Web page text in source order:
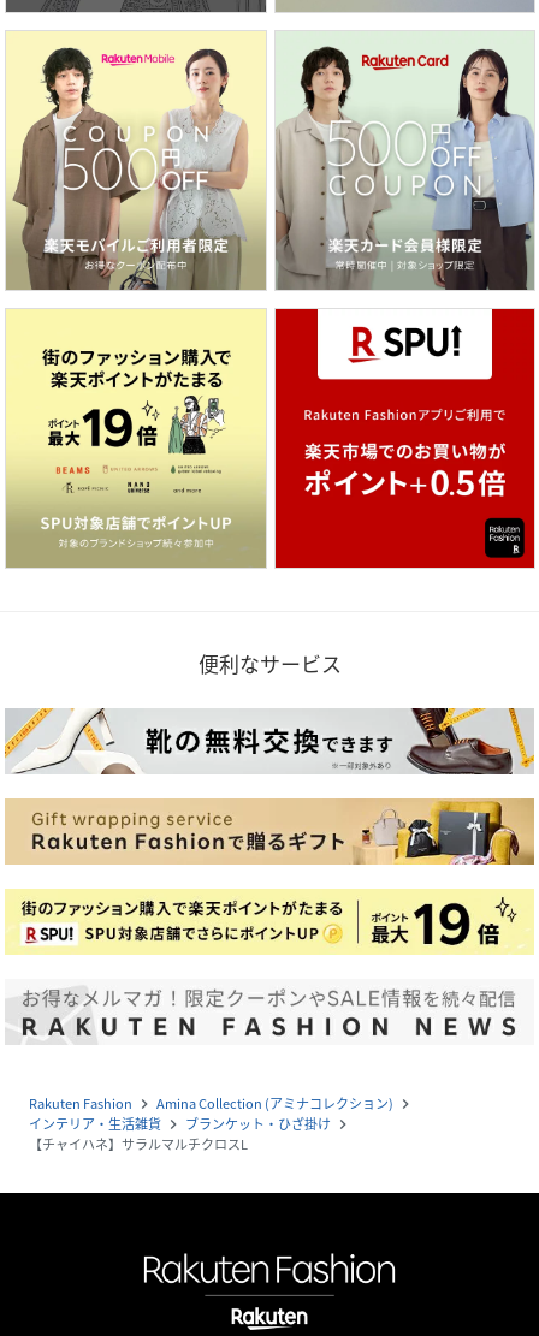
便利なサービス
Rakuten Fashion navigate_next Amina Collection (アミナコレクション) navigate_next
インテリア・生活雑貨 navigate_next ブランケット・ひざ掛け navigate_next
【チャイハネ】サラルマルチクロスL